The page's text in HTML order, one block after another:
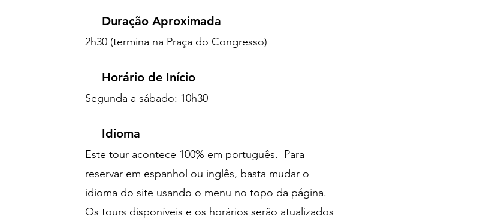
Duração Aproximada
2h30 (termina na Praça do Congresso)
Horário de Início
Segunda a sábado: 10h30
Idioma
Este tour acontece 100% em português. Para
reservar em espanhol ou inglês, basta mudar o
idioma do site usando o menu no topo da página.
Os tours disponíveis e os horários serão atualizados